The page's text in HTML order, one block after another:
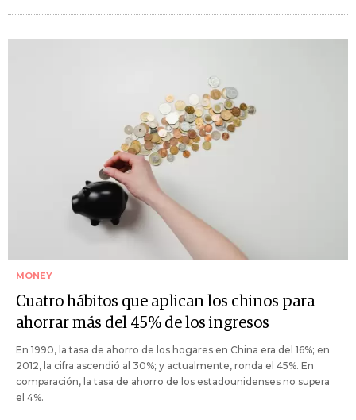
MONEY
Cuatro hábitos que aplican los chinos para
ahorrar más del 45% de los ingresos
En 1990, la tasa de ahorro de los hogares en China era del 16%; en
2012, la cifra ascendió al 30%; y actualmente, ronda el 45%. En
comparación, la tasa de ahorro de los estadounidenses no supera
el 4%.